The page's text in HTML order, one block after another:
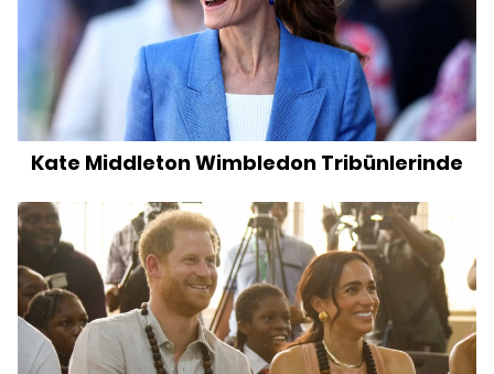
Kate Middleton Wimbledon Tribünlerinde